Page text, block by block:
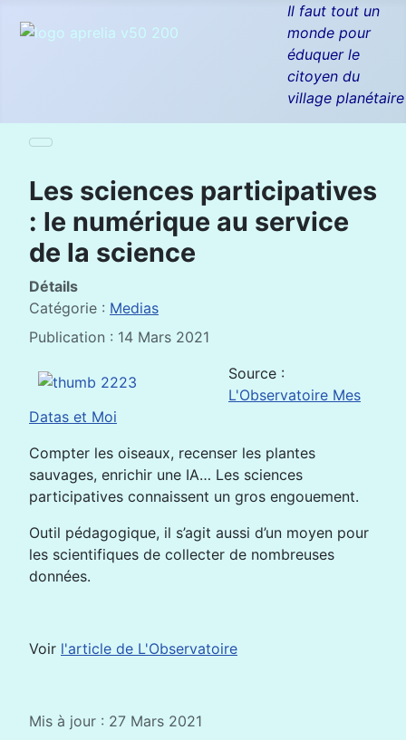
Il faut tout un
monde pour
éduquer le
citoyen du
village planétaire
Les sciences participatives
: le numérique au service
de la science
Détails
Catégorie : Medias
Publication : 14 Mars 2021
Source :
L'Observatoire Mes
Datas et Moi
Compter les oiseaux, recenser les plantes
sauvages, enrichir une IA… Les sciences
participatives connaissent un gros engouement.
Outil pédagogique, il s’agit aussi d’un moyen pour
les scientifiques de collecter de nombreuses
données.
Voir l'article de L'Observatoire
Mis à jour : 27 Mars 2021